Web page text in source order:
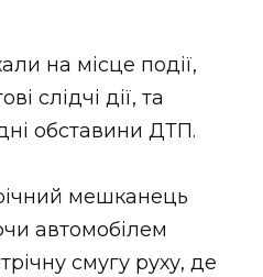
на місце події,
слідчі дії, та
обставини ДТП.
мешканець
автомобілем
смугу руху, де